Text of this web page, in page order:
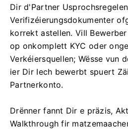
Dir d'Partner
Verifizéierungsdokumenter
korrekt astellen. Vill
op onkomplett KYC oder
Verkéiersquellen; Wësse vun
ier Dir Iech bewerbt spuert
Partnerkonto.
Drënner fannt Dir e präzis,
Walkthrough fir